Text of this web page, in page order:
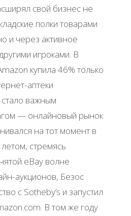
свой бизнес не
полки товарами
и через активное
игроками. В
купила 46% только
аптеки
важным
— онлайновый рынок
на тот момент в
стремясь
eBay волне
аукционов, Безос
с Sotheby’s и запустил
В том же году